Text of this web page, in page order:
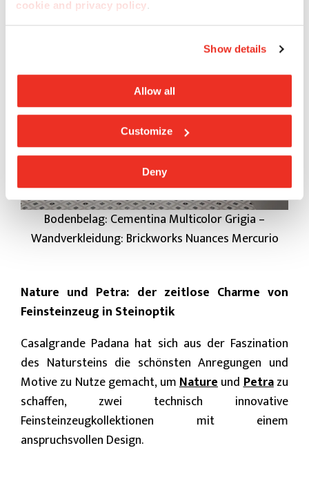
cookie and privacy policy.
Show details
Allow all
Customize
Deny
Bodenbelag: Cementina Multicolor Grigia –
Wandverkleidung: Brickworks Nuances Mercurio
Nature und Petra: der zeitlose Charme von
Feinsteinzeug in Steinoptik
Casalgrande Padana hat sich aus der Faszination
des Natursteins die schönsten Anregungen und
Motive zu Nutze gemacht, umNatureundPetrazu
schaffen, zwei technisch innovative
Feinsteinzeugkollektionen mit einem
anspruchsvollen Design.